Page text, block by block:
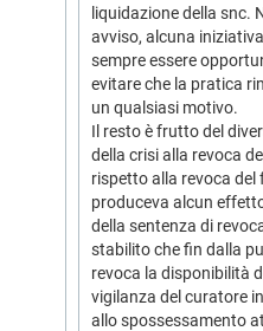
liquidazione della snc.
avviso, alcuna
sempre essere
evitare che la pratica
un qualsiasi motivo.
Il resto è frutto del
della crisi alla revoca
rispetto alla revoca
produceva alcun
della sentenza di
stabilito che fin dalla
revoca la disponibilità
vigilanza del curatore
allo spossessamento